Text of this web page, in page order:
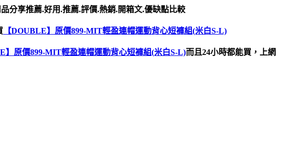
分享推薦.好用.推薦.評價.熱銷.開箱文.優缺點比較
【DOUBLE】原價899-MIT輕盈連帽運動背心短褲組(米白S-L)
】原價899-MIT輕盈連帽運動背心短褲組(米白S-L)而且24小時都能買，上網